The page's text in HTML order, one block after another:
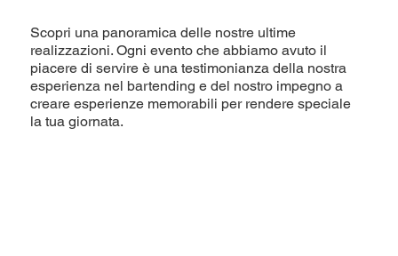
Scopri una panoramica delle nostre ultime
realizzazioni. Ogni evento che abbiamo avuto il
piacere di servire è una testimonianza della nostra
esperienza nel bartending e del nostro impegno a
creare esperienze memorabili per rendere speciale
la tua giornata.